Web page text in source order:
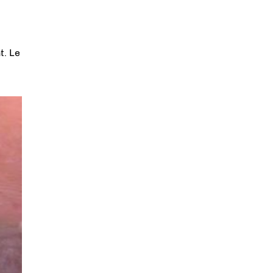
Le